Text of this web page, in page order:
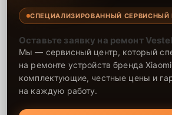
СПЕЦИАЛИЗИРОВАННЫЙ СЕРВИСНЫЙ
Оставьте заявку на ремонт Vestel
Мы — сервисный центр, который
на ремонте устройств бренда
комплектующие, честные цены и
на каждую работу.